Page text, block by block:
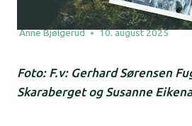
Anne Bjølgerud 10. august 2025
Foto: F.v: Gerhard Sørensen
Skaraberget og Susanne